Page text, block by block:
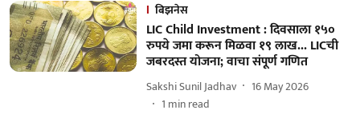
बिझनेस
LIC Child Investment : दिवसाला १५०
रुपये जमा करून मिळवा १९ लाख... LICची
जबरदस्त योजना; वाचा संपूर्ण गणित
Sakshi Sunil Jadhav
16 May 2026
1 min read